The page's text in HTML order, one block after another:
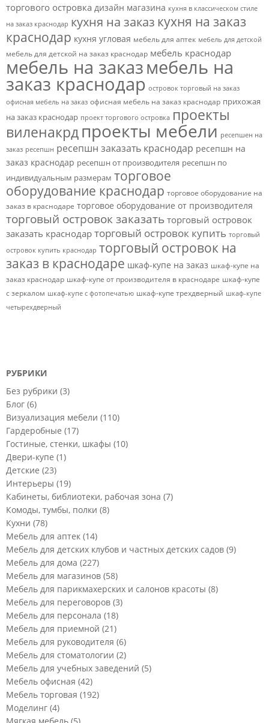
торгового островка дизайн магазина кухня в классическом стиле
на заказ краснодар кухня на заказ кухня на заказ
краснодар кухня угловая мебель для аптек мебель для детской
мебель для детской на заказ краснодар мебель краснодар
мебель на заказмебель на
заказ краснодар островок торговый на заказ
офисная мебель на заказ офисная мебель на заказ краснодар прихожая
на заказ краснодар проект торгового островка проекты
виленакрдпроекты мебели ресепшен на
заказ ресепшн ресепшн заказать краснодар ресепшн на
заказ краснодар ресепшн от производителя ресепшн по
индивидуальным размерам торговое
оборудование краснодар торговое оборудование на
заказ в краснодаре торговое оборудование от производителя
торговый островок заказать торговый островок
заказать краснодар торговый островок купить торговый
островок купить краснодар торговый островок на
заказ в краснодаре шкаф-купе на заказ шкаф-купе на
заказ краснодар шкаф-купе от производителя в краснодаре шкаф-купе
с зеркалом шкаф-купе с фотопечатью шкаф-купе трехдверный шкаф-купе
четырехдверный
РУБРИКИ
Без рубрики (3)
Блог (6)
Визуализация мебели (110)
Гардеробные (17)
Гостиные, стенки, шкафы (10)
Двери-купе (1)
Детские (23)
Интерьеры (19)
Кабинеты, библиотеки, рабочая зона (7)
Комоды, тумбы, полки (8)
Кухни (78)
Мебель для аптек (14)
Мебель для детских клубов и частных детских садов (9)
Мебель для дома (227)
Мебель для магазинов (58)
Мебель для парикмахерских и салонов красоты (8)
Мебель для переговоров (3)
Мебель для персонала (18)
Мебель для приемной (21)
Мебель для руководителя (6)
Мебель для стоматологии (2)
Мебель для учебных заведений (5)
Мебель офисная (42)
Мебель торговая (192)
Моделинг (4)
Мягкая мебель (5)